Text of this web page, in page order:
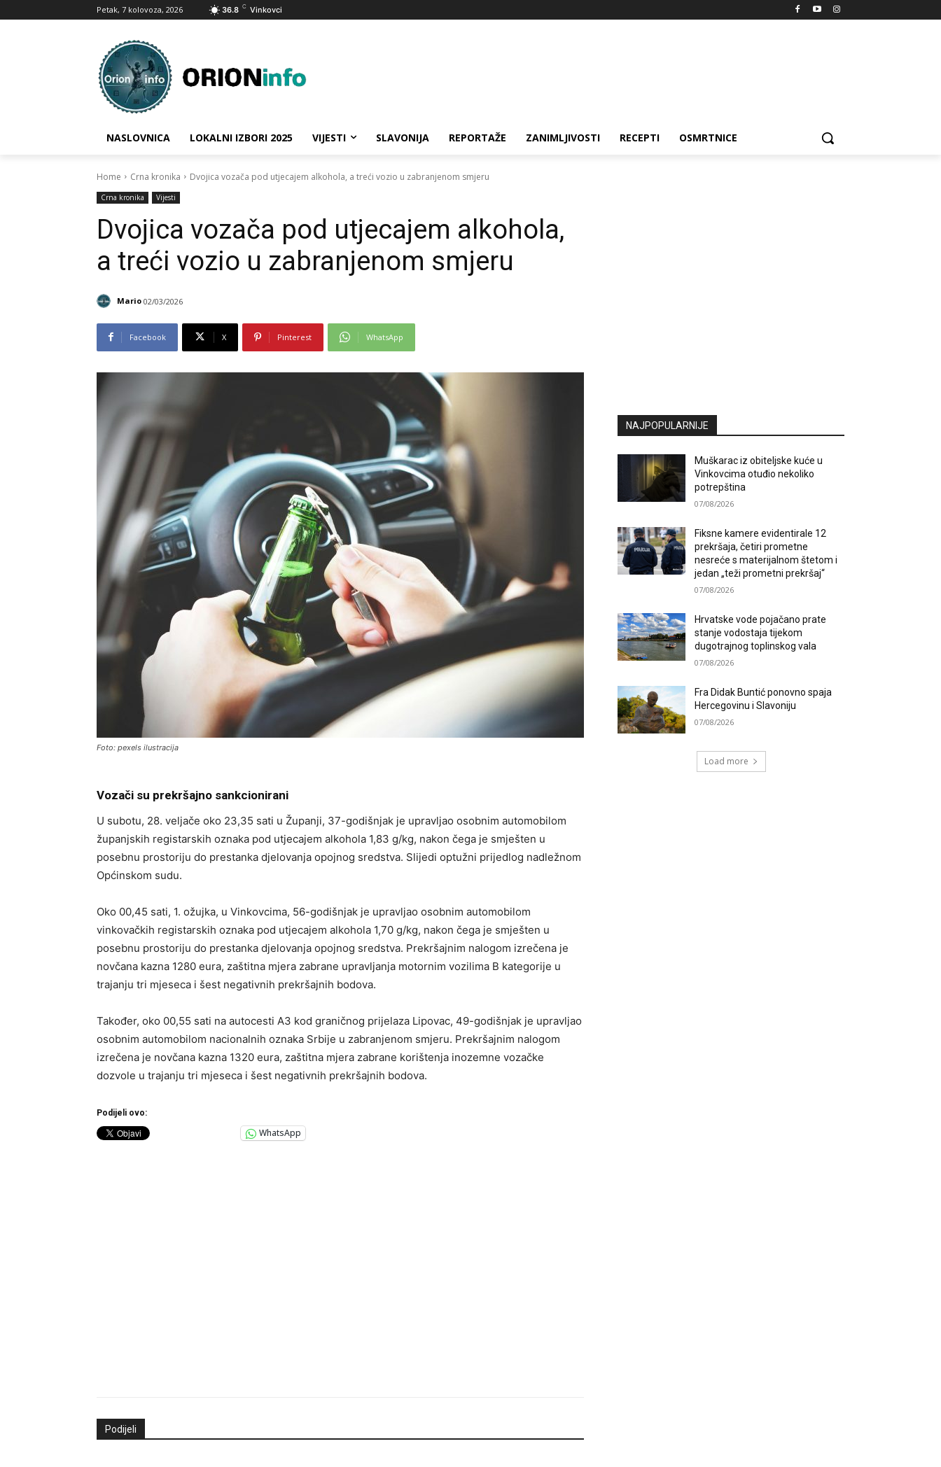
Petak, 7 kolovoza, 2026 36.8 C Vinkovci
NASLOVNICA LOKALNI IZBORI 2025 VIJESTI SLAVONIJA REPORTAŽE ZANIMLJIVOSTI RECEPTI OSMRTNICE
Home Crna kronika Dvojica vozača pod utjecajem alkohola, a treći vozio u zabranjenom smjeru
Crna kronika Vijesti
Dvojica vozača pod utjecajem alkohola,
a treći vozio u zabranjenom smjeru
Mario 02/03/2026
Facebook X Pinterest WhatsApp
Foto: pexels ilustracija
Vozači su prekršajno sankcionirani
U subotu, 28. veljače oko 23,35 sati u Županji, 37-godišnjak je upravljao osobnim automobilom
županjskih registarskih oznaka pod utjecajem alkohola 1,83 g/kg, nakon čega je smješten u
posebnu prostoriju do prestanka djelovanja opojnog sredstva. Slijedi optužni prijedlog nadležnom
Općinskom sudu.
Oko 00,45 sati, 1. ožujka, u Vinkovcima, 56-godišnjak je upravljao osobnim automobilom
vinkovačkih registarskih oznaka pod utjecajem alkohola 1,70 g/kg, nakon čega je smješten u
posebnu prostoriju do prestanka djelovanja opojnog sredstva. Prekršajnim nalogom izrečena je
novčana kazna 1280 eura, zaštitna mjera zabrane upravljanja motornim vozilima B kategorije u
trajanju tri mjeseca i šest negativnih prekršajnih bodova.
Također, oko 00,55 sati na autocesti A3 kod graničnog prijelaza Lipovac, 49-godišnjak je upravljao
osobnim automobilom nacionalnih oznaka Srbije u zabranjenom smjeru. Prekršajnim nalogom
izrečena je novčana kazna 1320 eura, zaštitna mjera zabrane korištenja inozemne vozačke
dozvole u trajanju tri mjeseca i šest negativnih prekršajnih bodova.
Podijeli ovo:
WhatsApp
Podijeli
NAJPOPULARNIJE
Muškarac iz obiteljske kuće u
Vinkovcima otuđio nekoliko
potrepština
07/08/2026
Fiksne kamere evidentirale 12
prekršaja, četiri prometne
nesreće s materijalnom štetom i
jedan „teži prometni prekršaj“
07/08/2026
Hrvatske vode pojačano prate
stanje vodostaja tijekom
dugotrajnog toplinskog vala
07/08/2026
Fra Didak Buntić ponovno spaja
Hercegovinu i Slavoniju
07/08/2026
Load more